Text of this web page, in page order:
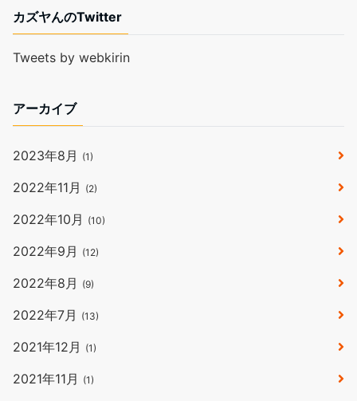
カズヤんのTwitter
Tweets by webkirin
アーカイブ
2023年8月 (1)
2022年11月 (2)
2022年10月 (10)
2022年9月 (12)
2022年8月 (9)
2022年7月 (13)
2021年12月 (1)
2021年11月 (1)